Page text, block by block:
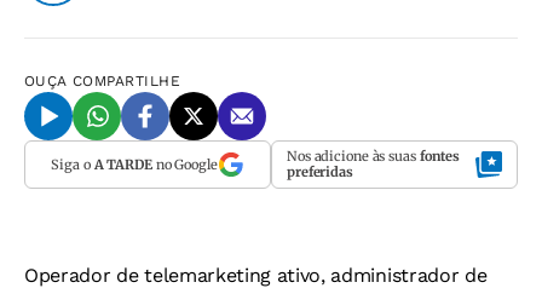
OUÇA COMPARTILHE
Siga o A TARDEno Google Nos adicione às suas fontes
preferidas
Operador de telemarketing ativo, administrador de